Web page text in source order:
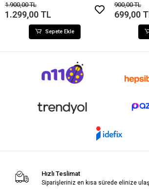
1.900,00 TL
1.299,00 TL
Sepete Ekle
900,00 TL
699,00
Hızlı Teslimat
Siparişleriniz en kısa sürede elinize